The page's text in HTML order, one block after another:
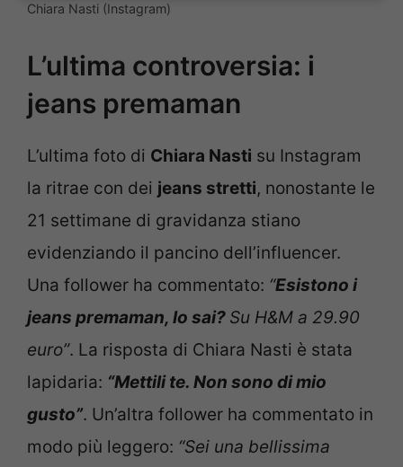
Chiara Nasti (Instagram)
L’ultima controversia: i
jeans premaman
L’ultima foto di Chiara Nasti su Instagram
la ritrae con dei jeans stretti, nonostante le
21 settimane di gravidanza stiano
evidenziando il pancino dell’influencer.
Una follower ha commentato: “Esistono i
jeans premaman, lo sai? Su H&M a 29.90
euro”. La risposta di Chiara Nasti è stata
lapidaria: “Mettili te. Non sono di mio
gusto”. Un’altra follower ha commentato in
modo più leggero: “Sei una bellissima